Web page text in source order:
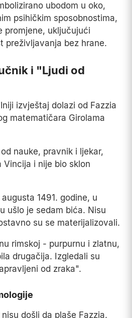
ubodom u oko,
psihičkim sposobnostima,
promjene, uključujući
preživljavanja bez hrane.
i "Ljudi od
izvještaj dolazi od Fazzia
matematičara Girolama
nauke, pravnik i ljekar,
Vincija i nije bio sklon
1491. godine, u
ušlo je sedam bića. Nisu
su se materijalizovali.
rimskoj - purpurnu i zlatnu,
drugačija. Izgledali su
od zraka".
došli da plaše Fazzia.